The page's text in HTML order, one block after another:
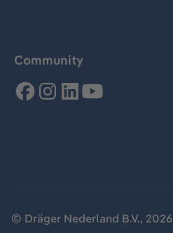
Community
© Dräger Nederland B.V., 2026